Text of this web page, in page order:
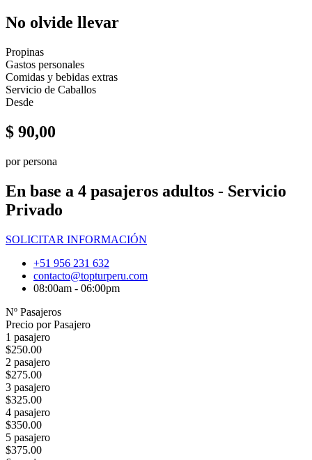
No olvide llevar
Propinas
Gastos personales
Comidas y bebidas extras
Servicio de Caballos
Desde
$ 90,00
por persona
En base a 4 pasajeros adultos - Servicio
Privado
SOLICITAR INFORMACIÓN
+51 956 231 632
contacto@topturperu.com
08:00am - 06:00pm
Nº Pasajeros
Precio por Pasajero
1 pasajero
$250.00
2 pasajero
$275.00
3 pasajero
$325.00
4 pasajero
$350.00
5 pasajero
$375.00